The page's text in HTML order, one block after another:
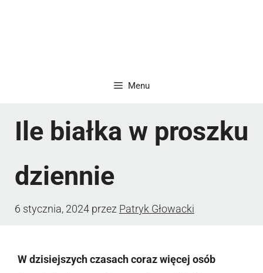
Menu
Ile białka w proszku
dziennie
6 stycznia, 2024 przez Patryk Głowacki
W dzisiejszych czasach coraz więcej osób